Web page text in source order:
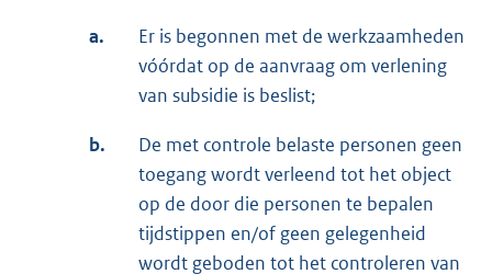
a.
Er is begonnen met de werkzaamheden
vóórdat op de aanvraag om verlening
van subsidie is beslist;
b.
De met controle belaste personen geen
toegang wordt verleend tot het object
op de door die personen te bepalen
tijdstippen en/of geen gelegenheid
wordt geboden tot het controleren van